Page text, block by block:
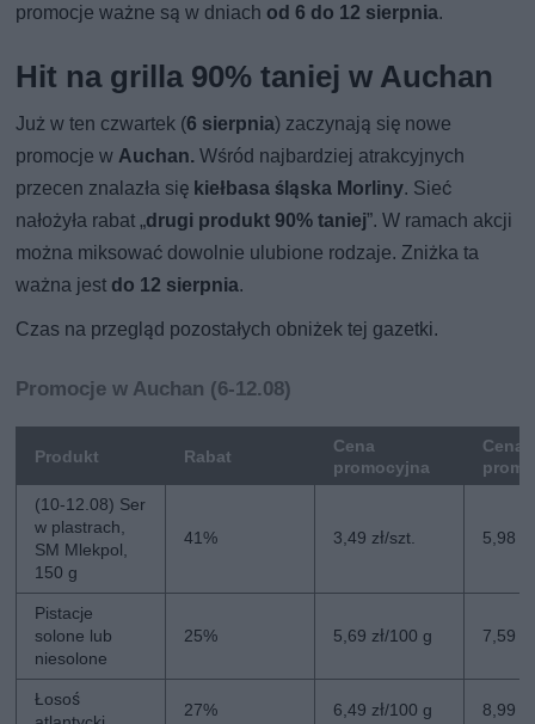
promocje ważne są w dniach od 6 do 12 sierpnia.
Hit na grilla 90% taniej w Auchan
Już w ten czwartek (6 sierpnia) zaczynają się nowe
promocje wAuchan. Wśród najbardziej atrakcyjnych
przecen znalazła się kiełbasa śląska Morliny. Sieć
nałożyła rabat „drugi produkt 90% taniej”. W ramach akcji
można miksować dowolnie ulubione rodzaje. Zniżka ta
ważna jest do 12 sierpnia.
Czas na przegląd pozostałych obniżek tej gazetki.
Promocje w Auchan (6-12.08)
Produkt Rabat
Cena
promocyjna
Cena
(10-12.08) Ser
w plastrach,
SM Mlekpol,
150 g
41% 3,49 zł/szt. 5,98
Pistacje
solone lub
niesolone
25% 5,69 zł/100 g 7,59
Łosoś
27% 6,49 zł/100 g 8,99